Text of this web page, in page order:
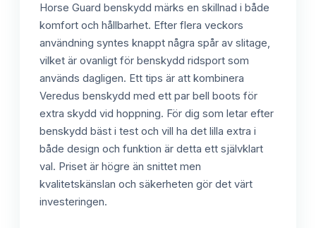
Horse Guard benskydd märks en skillnad i både
komfort och hållbarhet. Efter flera veckors
användning syntes knappt några spår av slitage,
vilket är ovanligt för benskydd ridsport som
används dagligen. Ett tips är att kombinera
Veredus benskydd med ett par bell boots för
extra skydd vid hoppning. För dig som letar efter
benskydd bäst i test och vill ha det lilla extra i
både design och funktion är detta ett självklart
val. Priset är högre än snittet men
kvalitetskänslan och säkerheten gör det värt
investeringen.